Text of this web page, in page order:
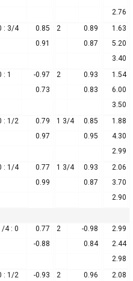
2.76
: 3/4
0.85
0.91
2
0.89
0.87
1.63
5.20
3.40
: 1
-0.97
0.73
2
0.93
0.83
1.54
6.00
3.50
: 1/2
0.79
0.97
1 3/4
0.85
0.95
1.88
4.30
2.99
: 1/4
0.77
0.99
1 3/4
0.93
0.87
2.06
3.70
2.90
4 : 0
0.77
-0.88
2
-0.98
0.84
2.99
2.44
2.98
: 1/2
-0.93
2
0.96
2.08